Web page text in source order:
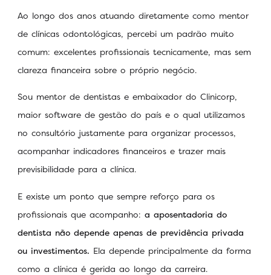
Ao longo dos anos atuando diretamente como mentor
de clínicas odontológicas, percebi um padrão muito
comum: excelentes profissionais tecnicamente, mas sem
clareza financeira sobre o próprio negócio.
Sou mentor de dentistas e embaixador do Clinicorp,
maior software de gestão do país e o qual utilizamos
no consultório justamente para organizar processos,
acompanhar indicadores financeiros e trazer mais
previsibilidade para a clínica.
E existe um ponto que sempre reforço para os
profissionais que acompanho: a aposentadoria do
dentista não depende apenas de previdência privada
ou investimentos. Ela depende principalmente da forma
como a clínica é gerida ao longo da carreira.